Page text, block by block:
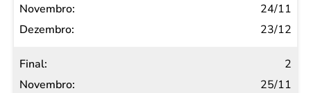
Novembro
Dezembro
24/11
23/12
2
25/11